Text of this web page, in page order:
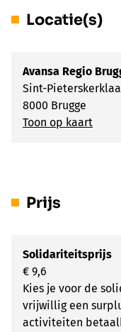
Locatie(s)
Avansa Regio
Sint-
8000 Brugge
Toon op kaart
Prijs
Solidariteitsprijs
€ 9,6
Kies je voor de
vrijwillig een
activiteiten